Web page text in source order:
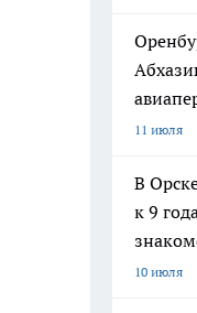
11 июля
В
к 9
10 июля